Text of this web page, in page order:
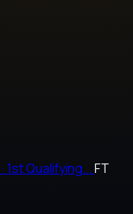
· 1st Qualifying...FT